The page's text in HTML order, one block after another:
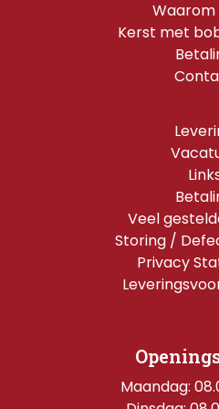
Waarom
Kerst met
Veel
Storing /
Privacy
Maandag: